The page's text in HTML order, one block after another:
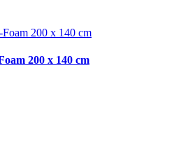
200 x 140 cm